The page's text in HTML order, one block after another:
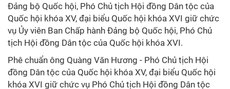
Đảng bộ Quốc hội, Phó Chủ tịch Hội đồng Dân tộc của
Quốc hội khóa XV, đại biểu Quốc hội khóa XVI giữ chức
vụ Ủy viên Ban Chấp hành Đảng bộ Quốc hội, Phó Chủ
tịch Hội đồng Dân tộc của Quốc hội khóa XVI.
Phê chuẩn ông Quàng Văn Hương - Phó Chủ tịch Hội
đồng Dân tộc của Quốc hội khóa XV, đại biểu Quốc hội
khóa XVI giữ chức vụ Phó Chủ tịch Hội đồng Dân tộc